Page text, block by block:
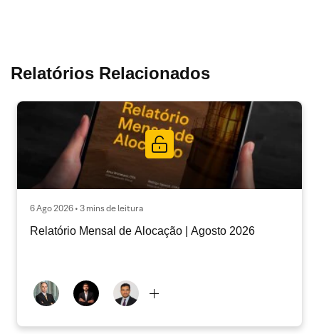
Relatórios Relacionados
6 Ago 2026 • 3 mins de leitura
Relatório Mensal de Alocação | Agosto 2026